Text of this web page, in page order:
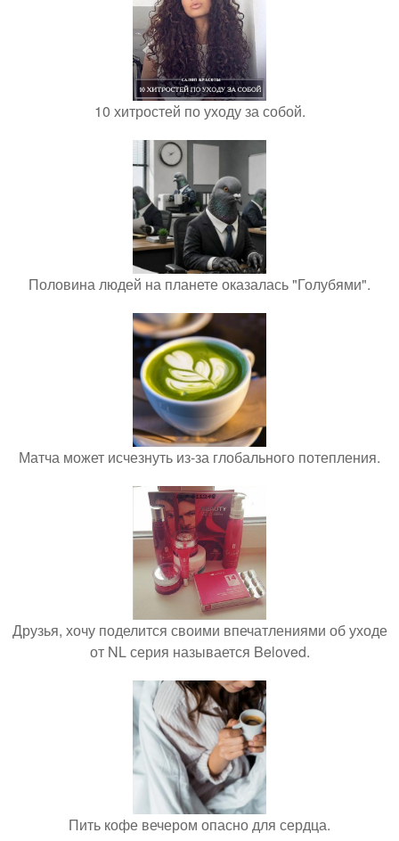
10 хитростей по уходу за собой.
Половина людей на планете оказалась "Голубями".
Матча может исчезнуть из-за глобального потепления.
Друзья, хочу поделится своими впечатлениями об уходе
от NL серия называется Beloved.
Пить кофе вечером опасно для сердца.